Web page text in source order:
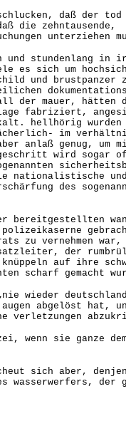
daß der tod
die zehntausende,
unterziehen
stundenlang in
es sich um
und brustpanzer
der mauer,
fabriziert,
hellhörig
im
anlaß genug, um
wird sogar
des
bereitgestellten
zu vernehmen
der
auf ihre
scharf gemacht
wieder
abgelöst hat,
verletzungen
wenn sie ganze
sich aber,
wasserwerfers, der